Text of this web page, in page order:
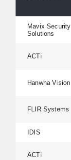
Mavix Security
Solutions
ACTi
Hanwha Vision
FLIR Systems
IDIS
ACTi